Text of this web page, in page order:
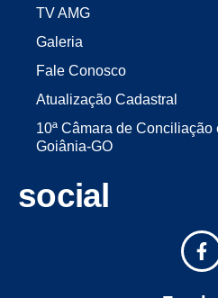
TV AMG
Galeria
Fale Conosco
Atualização Cadastral
10ª Câmara de Conciliação
Goiânia-GO
social